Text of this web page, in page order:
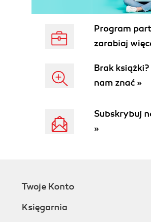
Ludność
Język
Architektura, rzeźba, malarstwo
Literatura
Teatr
Muzyka klasyczna
Czeska muzyka i muzycy
Tradycje i sztuka ludowa
Zdobienie szkła
Program
zarabiaj
Brak
nam znać »
Subskrybuj
»
Twoje Konto
Księgarnia